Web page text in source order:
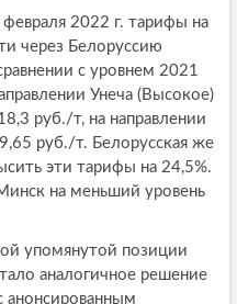
2022 г. тарифы на
через Белоруссию
с уровнем 2021
Унеча (Высокое)
руб./т, на направлении
руб./т. Белорусская же
эти тарифы на 24,5%.
на меньший уровень
упомянутой позиции
аналогичное решение
анонсированным